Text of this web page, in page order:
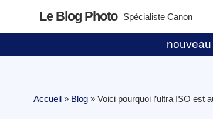
Le Blog Photo Spécialiste Canon
Accueil » Blog » Voici pourquoi l’ultra ISO est